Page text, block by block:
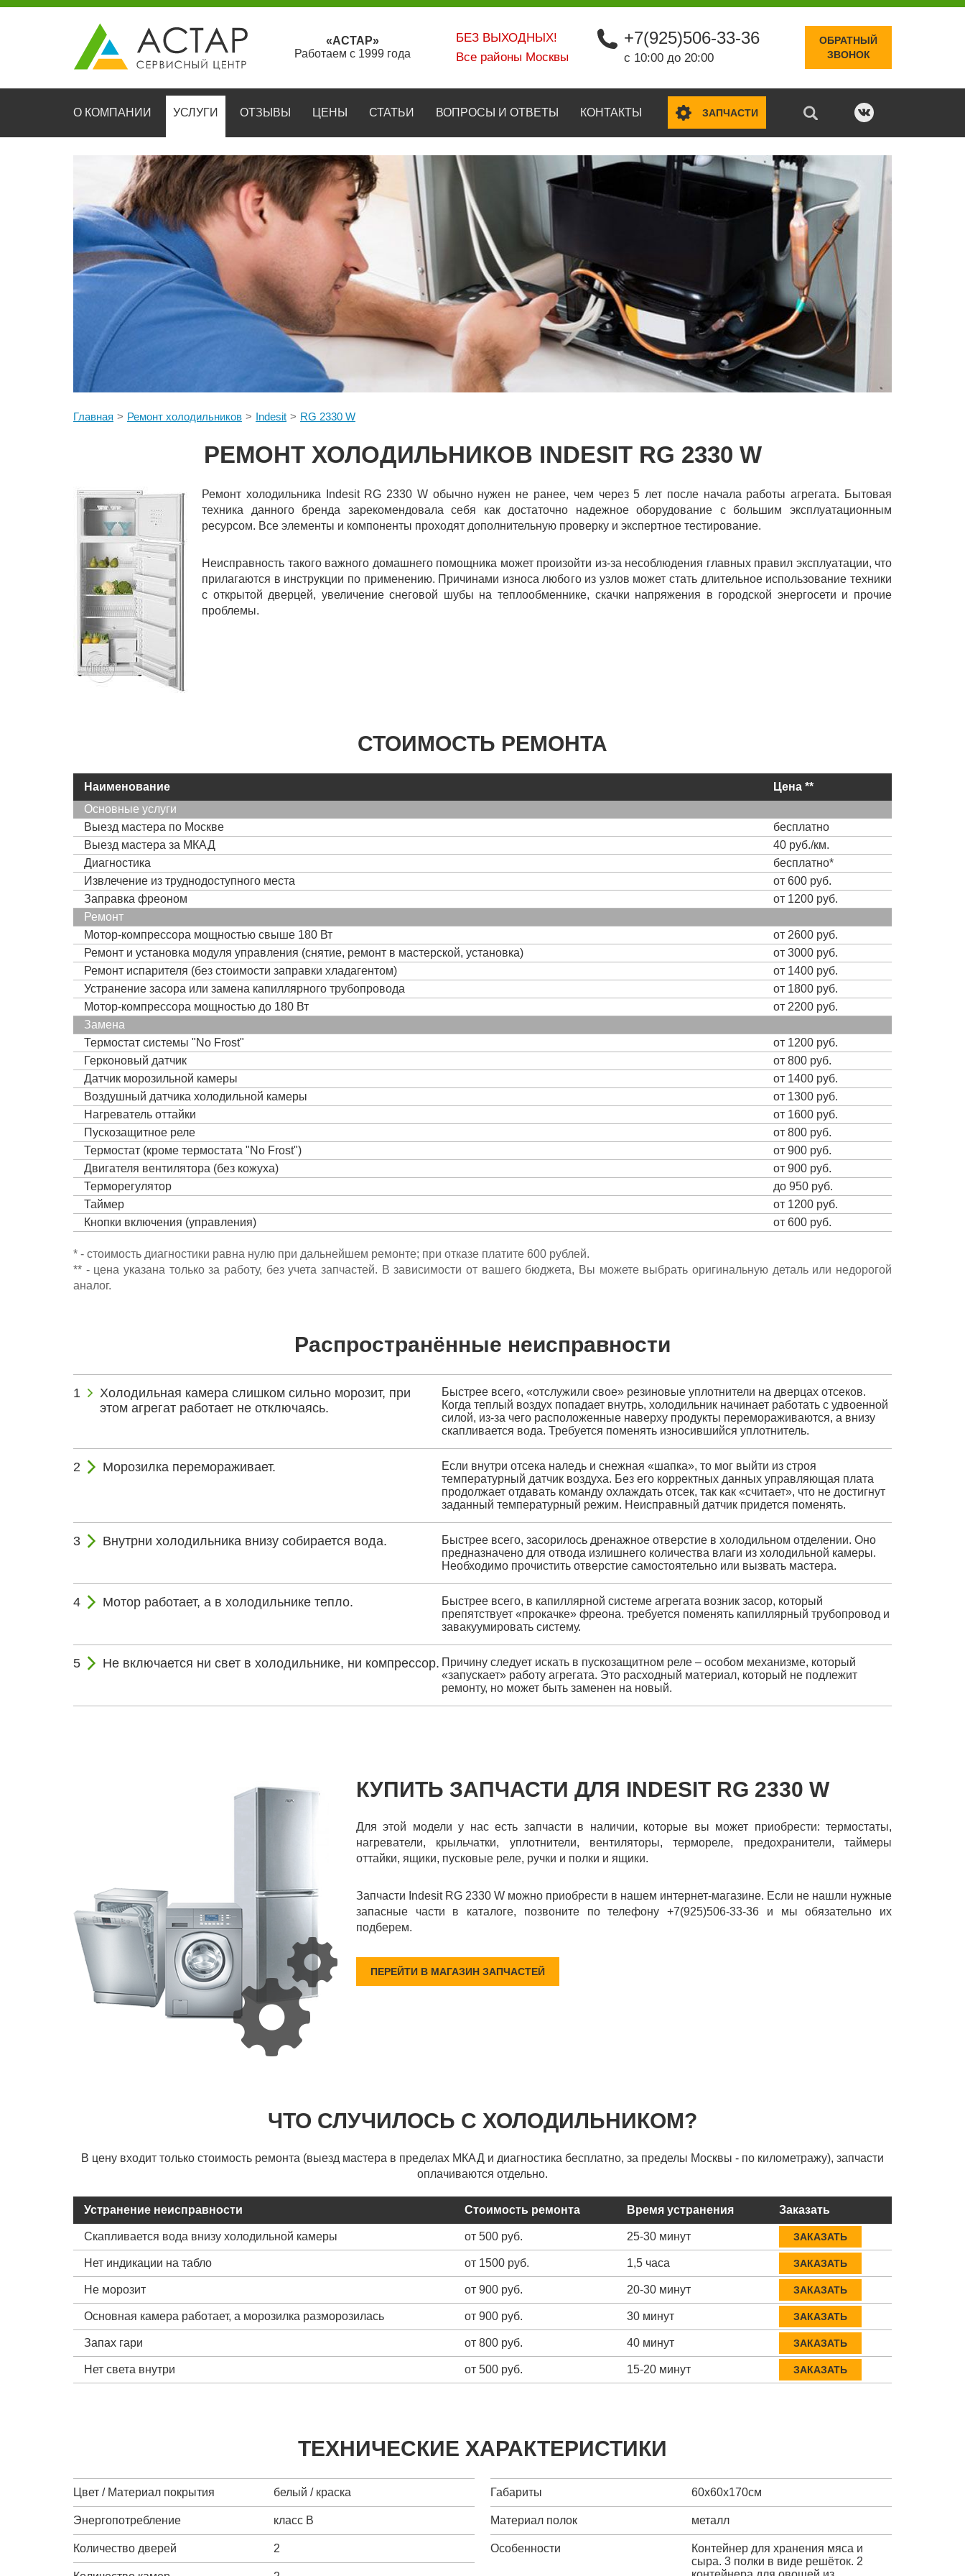
«АСТАР»
Работаем с 1999 года
БЕЗ ВЫХОДНЫХ!
Все районы Москвы
+7(925)506-33-36
с 10:00 до 20:00
ОБРАТНЫЙ
ЗВОНОК
О КОМПАНИИ УСЛУГИ ОТЗЫВЫ ЦЕНЫ СТАТЬИ ВОПРОСЫ И ОТВЕТЫ КОНТАКТЫ ЗАПЧАСТИ
Главная Ремонт холодильников Indesit RG 2330 W
РЕМОНТ ХОЛОДИЛЬНИКОВ INDESIT RG 2330 W
Ремонт холодильника Indesit RG 2330 W обычно нужен не ранее, чем через 5 лет после начала работы агрегата. Бытовая
техника данного бренда зарекомендовала себя как достаточно надежное оборудование с большим эксплуатационным
ресурсом. Все элементы и компоненты проходят дополнительную проверку и экспертное тестирование.
Неисправность такого важного домашнего помощника может произойти из-за несоблюдения главных правил эксплуатации, что
прилагаются в инструкции по применению. Причинами износа любого из узлов может стать длительное использование техники
с открытой дверцей, увеличение снеговой шубы на теплообменнике, скачки напряжения в городской энергосети и прочие
проблемы.
СТОИМОСТЬ РЕМОНТА
Наименование
Цена **
Основные услуги
Выезд мастера по Москве
бесплатно
Выезд мастера за МКАД
40 руб./км.
Диагностика
бесплатно*
Извлечение из труднодоступного места
от 600 руб.
Заправка фреоном
от 1200 руб.
Ремонт
Мотор-компрессора мощностью свыше 180 Вт
от 2600 руб.
Ремонт и установка модуля управления (снятие, ремонт в мастерской, установка)
от 3000 руб.
Ремонт испарителя (без стоимости заправки хладагентом)
от 1400 руб.
Устранение засора или замена капиллярного трубопровода
от 1800 руб.
Мотор-компрессора мощностью до 180 Вт
от 2200 руб.
Замена
Термостат системы "No Frost"
от 1200 руб.
Герконовый датчик
от 800 руб.
Датчик морозильной камеры
от 1400 руб.
Воздушный датчика холодильной камеры
от 1300 руб.
Нагреватель оттайки
от 1600 руб.
Пускозащитное реле
от 800 руб.
Термостат (кроме термостата "No Frost")
от 900 руб.
Двигателя вентилятора (без кожуха)
от 900 руб.
Терморегулятор
до 950 руб.
Таймер
от 1200 руб.
Кнопки включения (управления)
от 600 руб.
* - стоимость диагностики равна нулю при дальнейшем ремонте; при отказе платите 600 рублей.
** - цена указана только за работу, без учета запчастей. В зависимости от вашего бюджета, Вы можете выбрать оригинальную деталь или недорогой
аналог.
Распространённые неисправности
Холодильная камера слишком сильно морозит, при
этом агрегат работает не отключаясь.
Быстрее всего, «отслужили свое» резиновые уплотнители на дверцах отсеков.
Когда теплый воздух попадает внутрь, холодильник начинает работать с удвоенной
силой, из-за чего расположенные наверху продукты перемораживаются, а внизу
скапливается вода. Требуется поменять износившийся уплотнитель.
Морозилка перемораживает.
Если внутри отсека наледь и снежная «шапка», то мог выйти из строя
температурный датчик воздуха. Без его корректных данных управляющая плата
продолжает отдавать команду охлаждать отсек, так как «считает», что не достигнут
заданный температурный режим. Неисправный датчик придется поменять.
Внутрни холодильника внизу собирается вода.
Быстрее всего, засорилось дренажное отверстие в холодильном отделении. Оно
предназначено для отвода излишнего количества влаги из холодильной камеры.
Необходимо прочистить отверстие самостоятельно или вызвать мастера.
Мотор работает, а в холодильнике тепло.
Быстрее всего, в капиллярной системе агрегата возник засор, который
препятствует «прокачке» фреона. требуется поменять капиллярный трубопровод и
завакуумировать систему.
Не включается ни свет в холодильнике, ни компрессор. Причину следует искать в пускозащитном реле – особом механизме, который
«запускает» работу агрегата. Это расходный материал, который не подлежит
ремонту, но может быть заменен на новый.
КУПИТЬ ЗАПЧАСТИ ДЛЯ INDESIT RG 2330 W
Для этой модели у нас есть запчасти в наличии, которые вы может приобрести: термостаты,
нагреватели, крыльчатки, уплотнители, вентиляторы, термореле, предохранители, таймеры
оттайки, ящики, пусковые реле, ручки и полки и ящики.
Запчасти Indesit RG 2330 W можно приобрести в нашем интернет-магазине. Если не нашли нужные
запасные части в каталоге, позвоните по телефону +7(925)506-33-36 и мы обязательно их
подберем.
ПЕРЕЙТИ В МАГАЗИН ЗАПЧАСТЕЙ
ЧТО СЛУЧИЛОСЬ С ХОЛОДИЛЬНИКОМ?
В цену входит только стоимость ремонта (выезд мастера в пределах МКАД и диагностика бесплатно, за пределы Москвы - по километражу), запчасти
оплачиваются отдельно.
Устранение неисправности Стоимость ремонта Время устранения Заказать
Скапливается вода внизу холодильной камеры от 500 руб. 25-30 минут ЗАКАЗАТЬ
Нет индикации на табло от 1500 руб. 1,5 часа ЗАКАЗАТЬ
Не морозит от 900 руб. 20-30 минут ЗАКАЗАТЬ
Основная камера работает, а морозилка разморозилась от 900 руб. 30 минут ЗАКАЗАТЬ
Запах гари от 800 руб. 40 минут ЗАКАЗАТЬ
Нет света внутри от 500 руб. 15-20 минут ЗАКАЗАТЬ
ТЕХНИЧЕСКИЕ ХАРАКТЕРИСТИКИ
Цвет / Материал покрытия белый / краска
Энергопотребление класс B
Количество дверей 2
Габариты 60х60х170см
Материал полок металл
Особенности
Контейнер для хранения мяса и
сыра. 3 полки в виде решёток. 2